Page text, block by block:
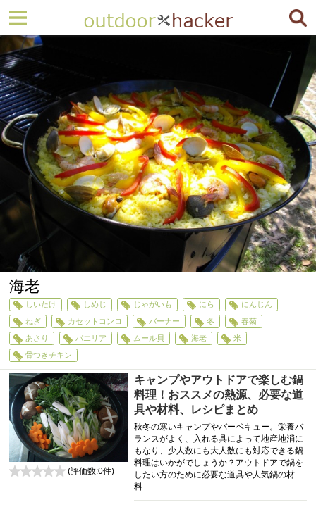
海老
しいたけ しめじ じゃがいも にら
にんじん
ねぎ
カセットコンロ バーナー 冬
春菊
あさり
パエリア ムール貝 海老
米
骨つきチキン
キャンプやアウトドアで楽しむ鍋
料理！おススメの熱源、必要な道
具や材料、レシピまとめ
秋冬の寒いキャンプやバーベキュー。栄養バ
ランスがよく、入れる具によって地産地消に
もなり、少人数にも大人数にも対応できる鍋
料理はいかがでしょうか？アウトドアで鍋を
したい方のために必要な道具や人気鍋の材
料...
(評価数:0件)